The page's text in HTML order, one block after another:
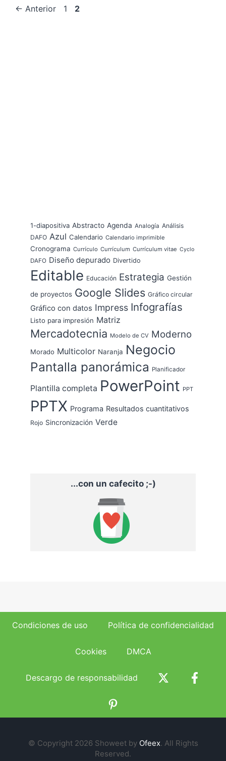
← Anterior Página
1 Página
2
1-diapositiva Abstracto Agenda Analogía Análisis
DAFO Azul Calendario Calendario imprimible
Cronograma Currículo Currículum Currículum vitae Cyclo
DAFO Diseño depurado Divertido
Editable Educación Estrategia Gestión
de proyectos Google Slides Gráfico circular
Gráfico con datos Impress Infografías
Listo para impresión Matriz
Mercadotecnia Modelo de CV Moderno
Morado Multicolor Naranja Negocio
Pantalla panorámica Planificador
Plantilla completa PowerPoint PPT
PPTX Programa Resultados cuantitativos
Rojo Sincronización Verde
...con un cafecito ;-)
Condiciones de uso Política de confidencialidad
Cookies DMCA
Descargo de responsabilidad
© Copyright 2026 Showeet by Ofeex. All Rights
Reserved.